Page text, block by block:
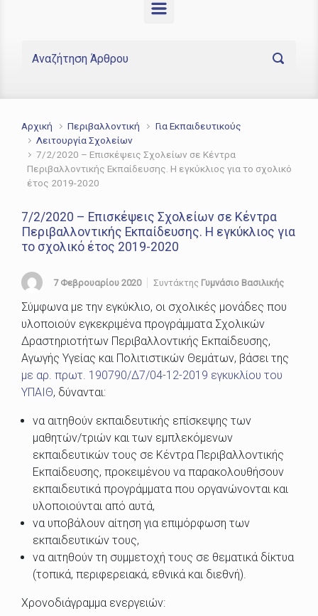
Αρχική Περιβαλλοντική
Για Εκπαιδευτικούς
Λειτουργία Σχολείων
7/2/2020 – Επισκέψεις Σχολείων σε Κέντρα
Περιβαλλοντικής Εκπαίδευσης. Η εγκύκλιος για το σχολικό
έτος 2019-2020
7/2/2020 – Επισκέψεις Σχολείων σε Κέντρα
Περιβαλλοντικής Εκπαίδευσης. Η εγκύκλιος για
το σχολικό έτος 2019-2020
7 Φεβρουαρίου 2020 Συντάκτης Γυμνάσιο Βασιλικής
Σύμφωνα με την εγκύκλιο, οι σχολικές μονάδες που
υλοποιούν εγκεκριμένα προγράμματα Σχολικών
Δραστηριοτήτων Περιβαλλοντικής Εκπαίδευσης,
Αγωγής Υγείας και Πολιτιστικών Θεμάτων, βάσει της
με αρ. πρωτ. 190790/Δ7/04-12-2019 εγκυκλίου του
ΥΠΑΙΘ, δύνανται:
να αιτηθούν εκπαιδευτικής επίσκεψης των
μαθητών/τριών και των εμπλεκόμενων
εκπαιδευτικών τους σε Κέντρα Περιβαλλοντικής
Εκπαίδευσης, προκειμένου να παρακολουθήσουν
εκπαιδευτικά προγράμματα που οργανώνονται και
υλοποιούνται από αυτά,
να υποβάλουν αίτηση για επιμόρφωση των
εκπαιδευτικών τους,
να αιτηθούν τη συμμετοχή τους σε θεματικά δίκτυα
(τοπικά, περιφερειακά, εθνικά και διεθνή).
Χρονοδιάγραμμα ενεργειών: